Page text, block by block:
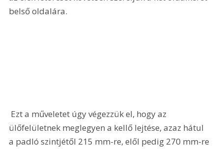
belső oldalára.
ülőfelületnek meglegyen a kellő lejtése, azaz hátul
a padló szintjétől 215 mm-re, elől pedig 270 mm-re